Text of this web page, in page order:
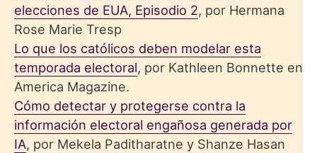
elecciones de EUA, Episodio 2, por Hermana
Rose Marie Tresp
Lo que los católicos deben modelar esta
temporada electoral, por Kathleen Bonnette en
America Magazine.
Cómo detectar y protegerse contra la
información electoral engañosa generada por
IA, por Mekela Paditharatne y Shanze Hasan